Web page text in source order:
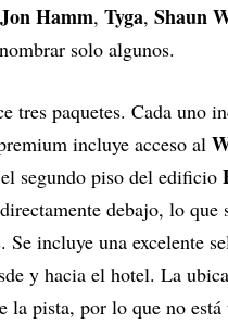
Jon Hamm, Tyga, Shaun
solo algunos.
tres paquetes. Cada uno
incluye acceso al
segundo piso del edificio
debajo, lo
Se incluye una excelente
y hacia el hotel. La
la pista, por lo que no